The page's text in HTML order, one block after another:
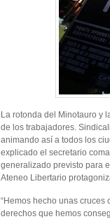
La rotonda del Minotauro y
de los trabajadores.
animando así a todos los
explicado el secretario
generalizado previsto para
Ateneo Libertario
“Hemos hecho unas
derechos que hemos